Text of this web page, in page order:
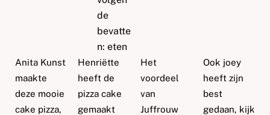
Anita Kunst
maakte
deze mooie
cake pizza,
Henriëtte
heeft de
pizza cake
gemaakt
Het
voordeel
van
Juffrouw
Ook joey
heeft zijn
best
gedaan, kijk